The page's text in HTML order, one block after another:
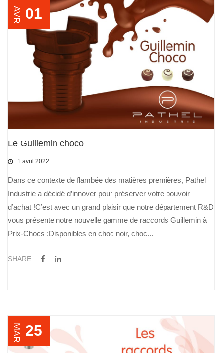
01
AVR
Le Guillemin choco
1 avril 2022
Dans ce contexte de flambée des matières premières, Pathel
Industrie a décidé d’innover pour préserver votre pouvoir
d’achat !C’est avec un grand plaisir que notre département R&D
vous présente notre nouvelle gamme de raccords Guillemin à
Prix-Chocs :Disponibles en choc noir, choc...
SHARE:
25
MAR